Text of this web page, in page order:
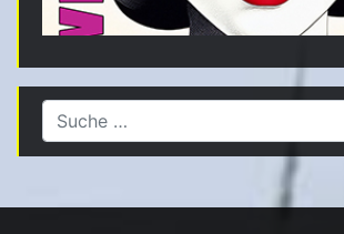
Suche nach: